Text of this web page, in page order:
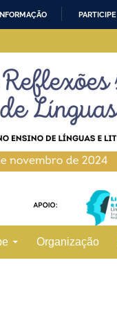
PARTICIPE
Organização